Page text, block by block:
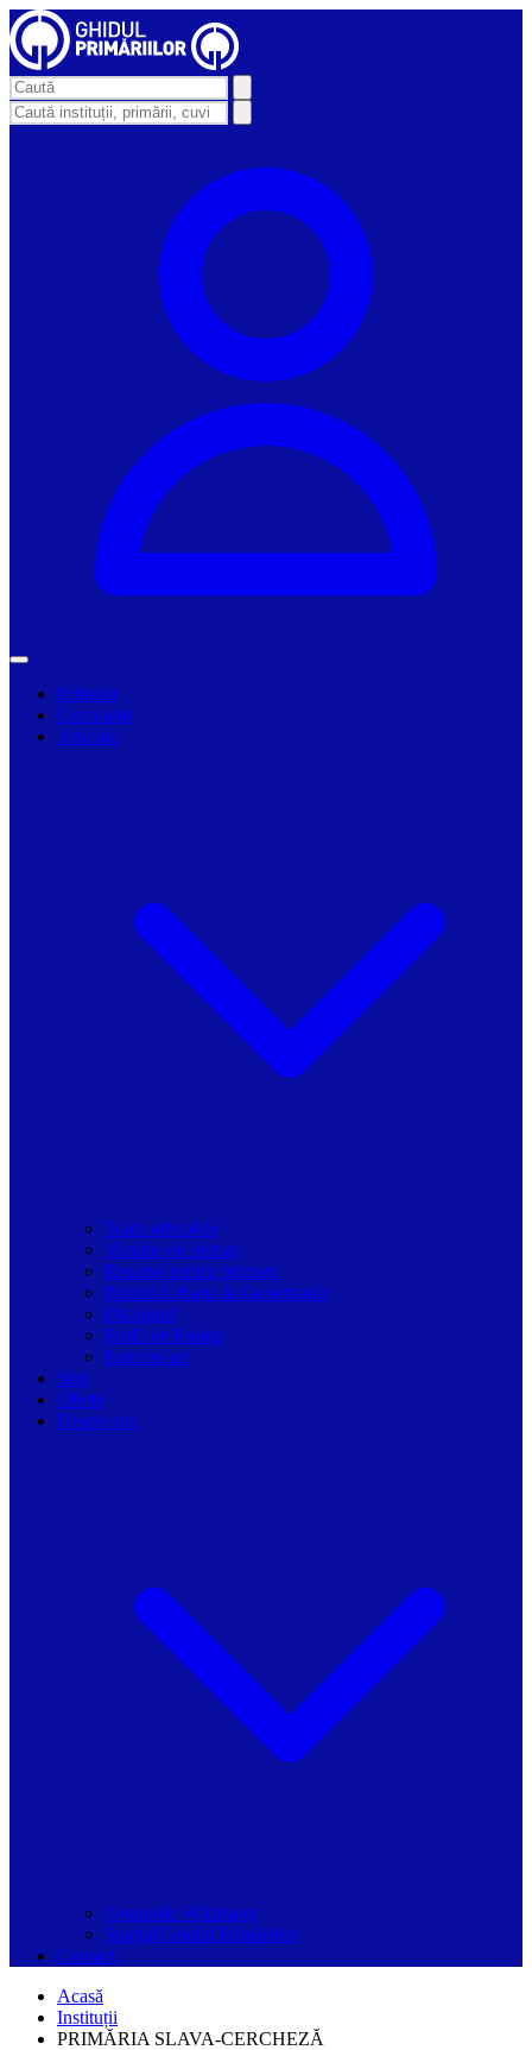
Primarii
Companii
Articole
Toate articolele
Viziune de primar
Resurse pentru primarii
Politici Urbane & Guvernanta
Dialoguri
Profil de Primar
Podcast-uri
Stiri
Oferte
Despre noi
Grupurile Whatsapp
Spațiul Ghidul Primăriilor
Contact
Acasă
Instituții
PRIMĂRIA SLAVA-CERCHEZĂ